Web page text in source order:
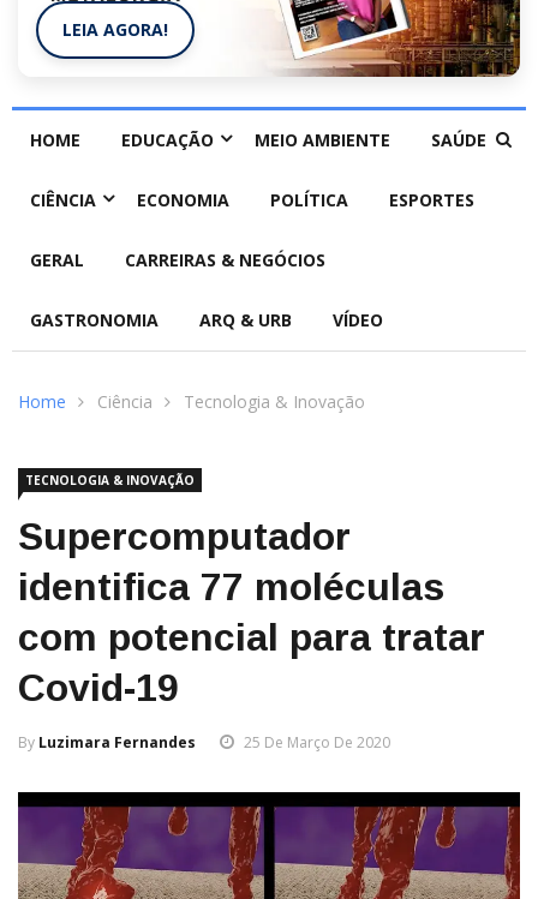
LEIA AGORA!
HOME EDUCAÇÃO MEIO AMBIENTE SAÚDE
CIÊNCIA ECONOMIA POLÍTICA ESPORTES
GERAL CARREIRAS & NEGÓCIOS
GASTRONOMIA ARQ & URB VÍDEO
Home Ciência Tecnologia & Inovação
TECNOLOGIA & INOVAÇÃO
Supercomputador
identifica 77 moléculas
com potencial para tratar
Covid-19
By Luzimara Fernandes 25 De Março De 2020